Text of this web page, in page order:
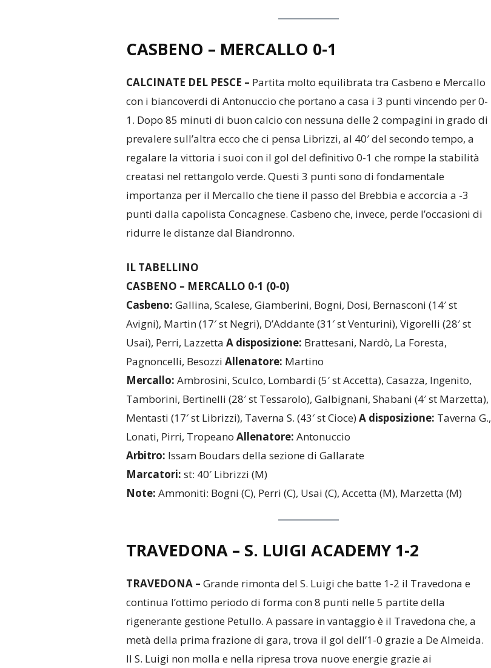
CASBENO – MERCALLO 0-1
CALCINATE DEL PESCE – Partita molto equilibrata tra Casbeno e Mercallo
con i biancoverdi di Antonuccio che portano a casa i 3 punti vincendo per 0-
1. Dopo 85 minuti di buon calcio con nessuna delle 2 compagini in grado di
prevalere sull’altra ecco che ci pensa Librizzi, al 40′ del secondo tempo, a
regalare la vittoria i suoi con il gol del definitivo 0-1 che rompe la stabilità
creatasi nel rettangolo verde. Questi 3 punti sono di fondamentale
importanza per il Mercallo che tiene il passo del Brebbia e accorcia a -3
punti dalla capolista Concagnese. Casbeno che, invece, perde l’occasioni di
ridurre le distanze dal Biandronno.
IL TABELLINO
CASBENO – MERCALLO 0-1 (0-0)
Casbeno: Gallina, Scalese, Giamberini, Bogni, Dosi, Bernasconi (14′ st
Avigni), Martin (17′ st Negri), D’Addante (31′ st Venturini), Vigorelli (28′ st
Usai), Perri, Lazzetta A disposizione: Brattesani, Nardò, La Foresta,
Pagnoncelli, Besozzi Allenatore: Martino
Mercallo: Ambrosini, Sculco, Lombardi (5′ st Accetta), Casazza, Ingenito,
Tamborini, Bertinelli (28′ st Tessarolo), Galbignani, Shabani (4′ st Marzetta),
Mentasti (17′ st Librizzi), Taverna S. (43′ st Cioce)A disposizione: Taverna G.,
Lonati, Pirri, Tropeano Allenatore: Antonuccio
Arbitro: Issam Boudars della sezione di Gallarate
Marcatori: st: 40′ Librizzi (M)
Note: Ammoniti: Bogni (C), Perri (C), Usai (C), Accetta (M), Marzetta (M)
TRAVEDONA – S. LUIGI ACADEMY 1-2
TRAVEDONA – Grande rimonta del S. Luigi che batte 1-2 il Travedona e
continua l’ottimo periodo di forma con 8 punti nelle 5 partite della
rigenerante gestione Petullo. A passare in vantaggio è il Travedona che, a
metà della prima frazione di gara, trova il gol dell’1-0 grazie a De Almeida.
Il S. Luigi non molla e nella ripresa trova nuove energie grazie ai